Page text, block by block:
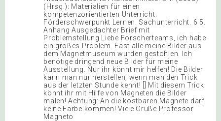
(Hrsg.): Materialien für einen
kompetenzorientierten Unterricht.
Förderschwerpunkt Lernen. Sachunterricht. 6 5.
Anhang Ausgedachter Brief mit
Problemstellung Liebe Forscherteams, ich habe
ein großes Problem. Fast alle meine Bilder aus
dem Magnetmuseum wurden gestohlen. Ich
benötige dringend neue Bilder für meine
Ausstellung. Nur ihr könnt mir helfen! Die Bilder
kann man nur herstellen, wenn man den Trick
aus der letzten Stunde kennt! [] Mit diesem Trick
könnt ihr mit Hilfe von Magneten die Bilder
malen! Achtung: An die kostbaren Magnete darf
keine Farbe kommen! Viele Grüße Professor
Magneto